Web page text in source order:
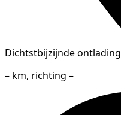
Dichtstbijzijnde ontlading
– km, richting –